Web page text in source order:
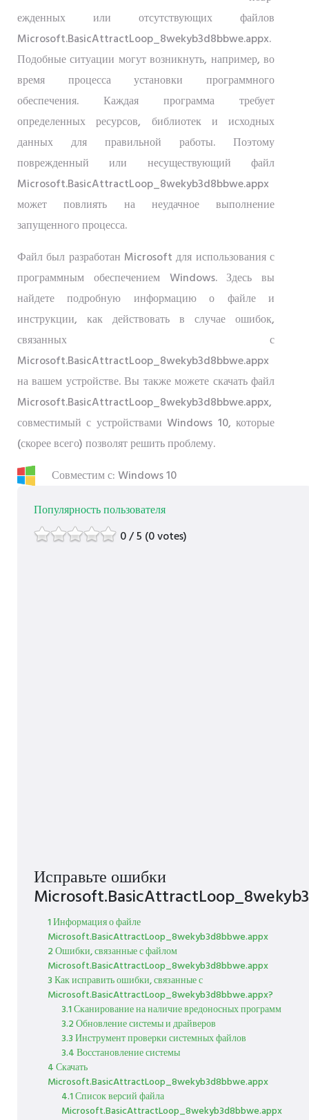
ежденных или отсутствующих файлов
Microsoft.BasicAttractLoop_8wekyb3d8bbwe.appx.
Подобные ситуации могут возникнуть, например, во
время процесса установки программного
обеспечения. Каждая программа требует
определенных ресурсов, библиотек и исходных
данных для правильной работы. Поэтому
поврежденный или несуществующий файл
Microsoft.BasicAttractLoop_8wekyb3d8bbwe.appx
может повлиять на неудачное выполнение
запущенного процесса.
Файл был разработан Microsoft для использования с
программным обеспечением Windows. Здесь вы
найдете подробную информацию о файле и
инструкции, как действовать в случае ошибок,
связанных с
Microsoft.BasicAttractLoop_8wekyb3d8bbwe.appx
на вашем устройстве. Вы также можете скачать файл
Microsoft.BasicAttractLoop_8wekyb3d8bbwe.appx,
совместимый с устройствами Windows 10, которые
(скорее всего) позволят решить проблему.
Совместим с: Windows 10
Популярность пользователя
0 / 5 (0 votes)
Исправьте ошибки
1 Информация о файле
Microsoft.BasicAttractLoop_8wekyb3d8bbwe.appx
2 Ошибки, связанные с файлом
Microsoft.BasicAttractLoop_8wekyb3d8bbwe.appx
3 Как исправить ошибки, связанные с
Microsoft.BasicAttractLoop_8wekyb3d8bbwe.appx?
3.1 Сканирование на наличие вредоносных программ
3.2 Обновление системы и драйверов
3.3 Инструмент проверки системных файлов
3.4 Восстановление системы
4 Скачать
Microsoft.BasicAttractLoop_8wekyb3d8bbwe.appx
4.1 Список версий файла
Microsoft.BasicAttractLoop_8wekyb3d8bbwe.appx